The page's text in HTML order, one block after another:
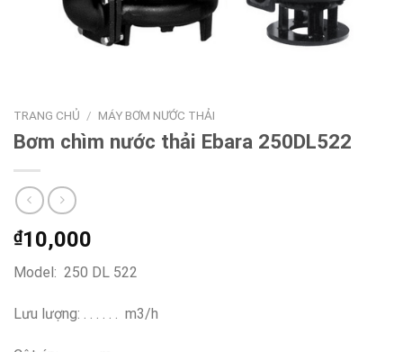
TRANG CHỦ / MÁY BƠM NƯỚC THẢI
Bơm chìm nước thải Ebara 250DL522
₫10,000
Model: 250 DL 522
Lưu lượng: . . . . . . m3/h